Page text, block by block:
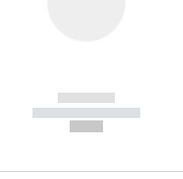
------------
----------- -----------